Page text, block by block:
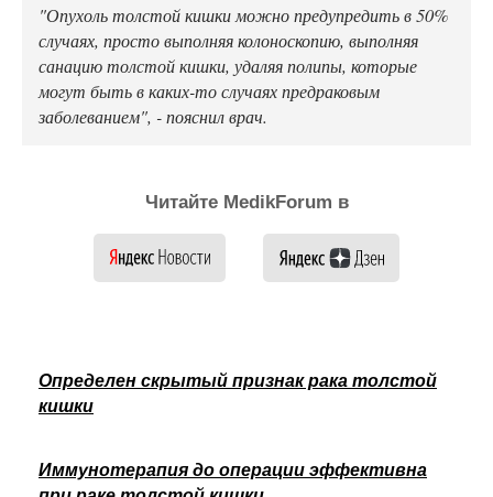
"Опухоль толстой кишки можно предупредить в 50%
случаях, просто выполняя колоноскопию, выполняя
санацию толстой кишки, удаляя полипы, которые
могут быть в каких-то случаях предраковым
заболеванием", - пояснил врач.
Читайте MedikForum в
Определен скрытый признак рака толстой
кишки
Иммунотерапия до операции эффективна